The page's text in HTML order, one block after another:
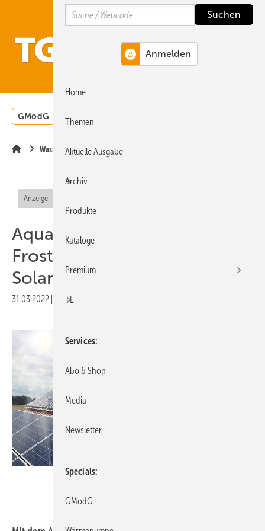
Hauptinhalt
Hauptmenü
SiteSearch
GModG Wärmepumpe
Wassermanagement
Anzeige
AquaSolar System -
Frostschutzmittel für
Solaranlagen? Nein, Wasser!
31.03.2022 Druckvorschau
Search
Home
Themen
Aktuelle Ausgabe
Archiv
Produkte
Kataloge
Premium
+E
Services
Abo & Shop
Media
Newsletter
Specials
GModG